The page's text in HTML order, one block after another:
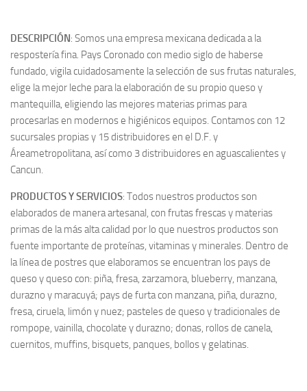
DESCRIPCIÓN: Somos una empresa mexicana dedicada a la
respostería fina. Pays Coronado con medio siglo de haberse
fundado, vigila cuidadosamente la selección de sus frutas naturales,
elige la mejor leche para la elaboración de su propio queso y
mantequilla, eligiendo las mejores materias primas para
procesarlas en modernos e higiénicos equipos. Contamos con 12
sucursales propias y 15 distribuidores en el D.F. y
Áreametropolitana, así como 3 distribuidores en aguascalientes y
Cancun.
PRODUCTOS Y SERVICIOS: Todos nuestros productos son
elaborados de manera artesanal, con frutas frescas y materias
primas de la más alta calidad por lo que nuestros productos son
fuente importante de proteínas, vitaminas y minerales. Dentro de
la línea de postres que elaboramos se encuentran los pays de
queso y queso con: piña, fresa, zarzamora, blueberry, manzana,
durazno y maracuyá; pays de furta con manzana, piña, durazno,
fresa, ciruela, limón y nuez; pasteles de queso y tradicionales de
rompope, vainilla, chocolate y durazno; donas, rollos de canela,
cuernitos, muffins, bisquets, panques, bollos y gelatinas.